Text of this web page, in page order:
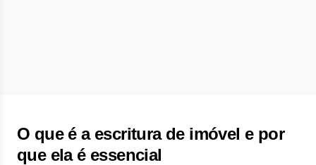
O que é a escritura de imóvel e por
que ela é essencial